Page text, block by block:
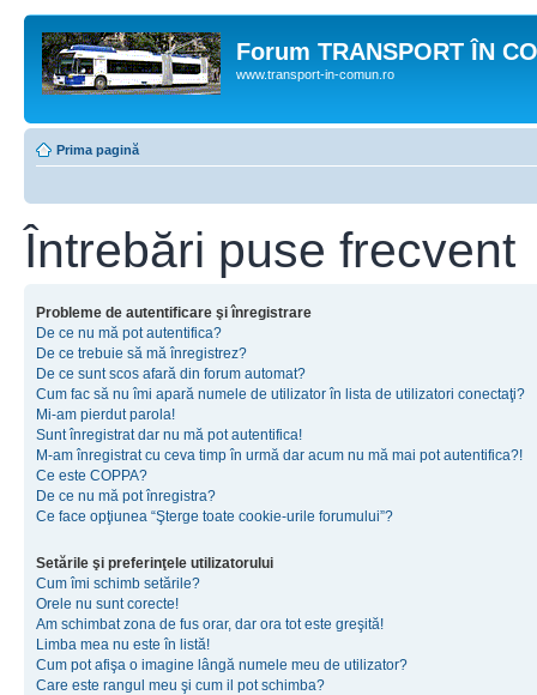
Forum TRANSPORT ÎN
www.transport-in-comun.ro
Prima pagină
Întrebări puse frecvent
Probleme de autentificare şi înregistrare
De ce nu mă pot autentifica?
De ce trebuie să mă înregistrez?
De ce sunt scos afară din forum automat?
Cum fac să nu îmi apară numele de utilizator în lista de utilizatori conectaţi?
Mi-am pierdut parola!
Sunt înregistrat dar nu mă pot autentifica!
M-am înregistrat cu ceva timp în urmă dar acum nu mă mai pot autentifica?!
Ce este COPPA?
De ce nu mă pot înregistra?
Ce face opţiunea “Şterge toate cookie-urile forumului”?
Setările şi preferinţele utilizatorului
Cum îmi schimb setările?
Orele nu sunt corecte!
Am schimbat zona de fus orar, dar ora tot este greşită!
Limba mea nu este în listă!
Cum pot afişa o imagine lângă numele meu de utilizator?
Care este rangul meu şi cum il pot schimba?